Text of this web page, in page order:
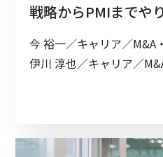
戦略からPMIまでや
今 裕一／キャリア／M&A
伊川 淳也／キャリア／